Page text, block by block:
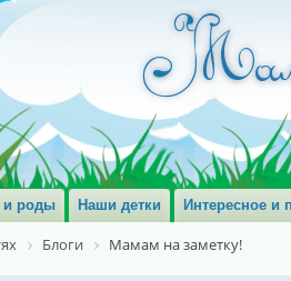
и роды Наши детки Интересное и
Блоги Мамам на заметку!